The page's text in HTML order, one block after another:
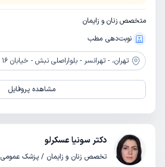
متخصص زنان و زایمان
نوبت‌دهی مطب
تهران، - تهرانسر - بلواراصلی نبش - خیابان 16
مشاهده پروفایل
دکتر سونیا عسکرلو
تخصص زنان و زایمان / پزشک عمومی